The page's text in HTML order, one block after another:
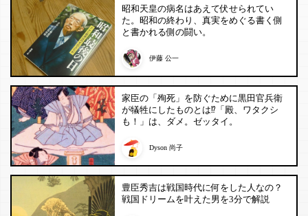
昭和天皇の病名はあえて伏せられてい
た。昭和の終わり、真実をめぐる書く側
と書かれる側の闘い。
伊藤 公一
家臣の「殉死」を防ぐために黒田官兵衛
が犠牲にしたものとは⁉︎「殿、ワタクシ
も！」は、ダメ。ゼッタイ。
Dyson 尚子
豊臣秀吉は戦国時代に何をした人なの？
戦国ドリームを叶えた男を3分で解説